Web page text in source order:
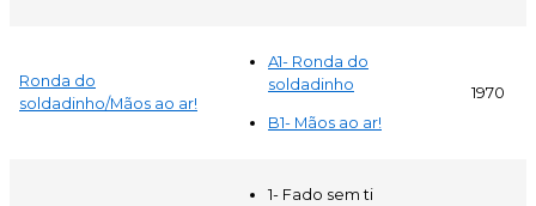
Ronda do
soldadinho/Mãos ao ar!
A1- Ronda do
soldadinho
B1- Mãos ao ar!
1970
1- Fado sem ti